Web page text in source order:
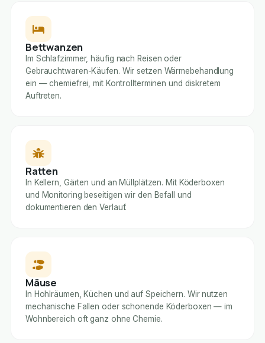
Bettwanzen
Im Schlafzimmer, häufig nach Reisen oder
Gebrauchtwaren-Käufen. Wir setzen Wärmebehandlung
ein — chemiefrei, mit Kontrollterminen und diskretem
Auftreten.
Ratten
In Kellern, Gärten und an Müllplätzen. Mit Köderboxen
und Monitoring beseitigen wir den Befall und
dokumentieren den Verlauf.
Mäuse
In Hohlräumen, Küchen und auf Speichern. Wir nutzen
mechanische Fallen oder schonende Köderboxen — im
Wohnbereich oft ganz ohne Chemie.